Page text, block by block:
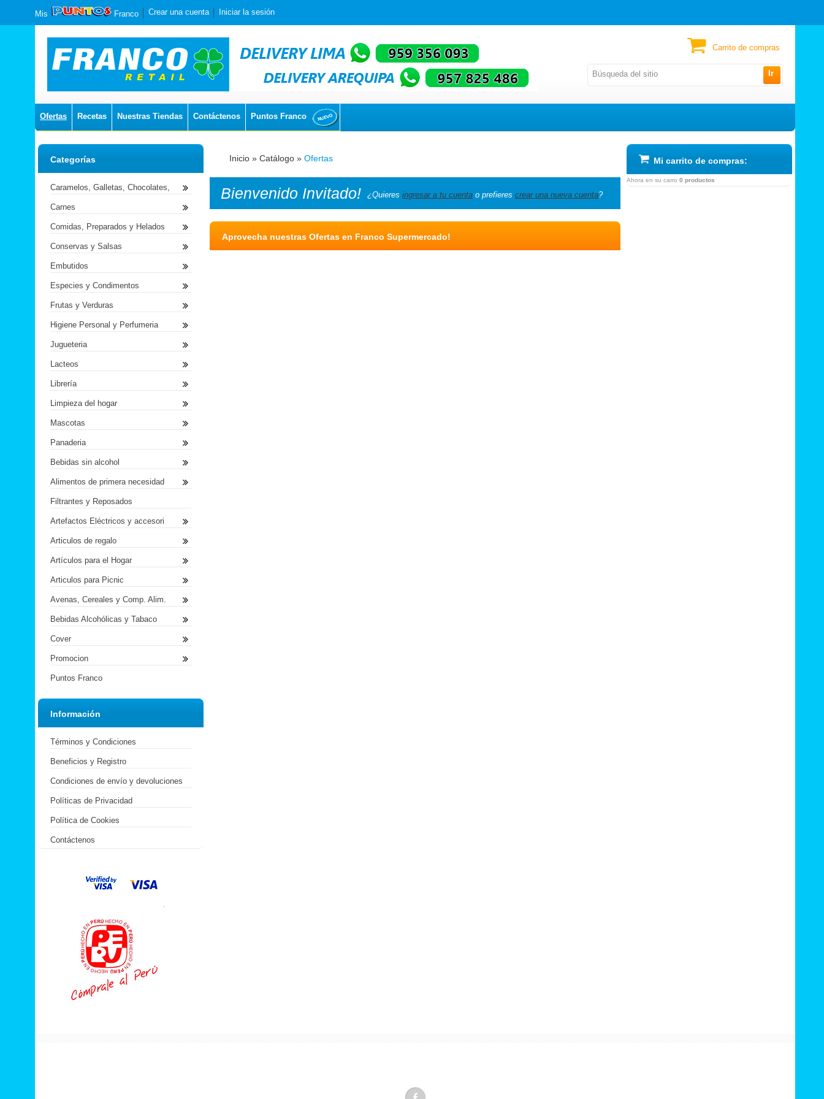
Ir
Mis Franco Crear una cuenta Iniciar la sesión
Ofertas Recetas Nuestras Tiendas Contáctenos Puntos Franco
Carrito de compras
Inicio » Catálogo » Ofertas
Bienvenido Invitado! ¿Quieres ingresar a tu cuenta o prefieres crear una nueva cuenta?
Aprovecha nuestras Ofertas en Franco Supermercado!
Categorías
Caramelos, Galletas, Chocolates,
Carnes
Comidas, Preparados y Helados
Conservas y Salsas
Embutidos
Especies y Condimentos
Frutas y Verduras
Higiene Personal y Perfumeria
Jugueteria
Lacteos
Librería
Limpieza del hogar
Mascotas
Panaderia
Bebidas sin alcohol
Alimentos de primera necesidad
Filtrantes y Reposados
Artefactos Eléctricos y accesori
Articulos de regalo
Artículos para el Hogar
Articulos para Picnic
Avenas, Cereales y Comp. Alim.
Bebidas Alcohólicas y Tabaco
Cover
Promocion
Puntos Franco
Información
Términos y Condiciones
Beneficios y Registro
Condiciones de envío y devoluciones
Políticas de Privacidad
Política de Cookies
Contáctenos
.
Mi carrito de compras:
Ahora en su carro 0 productos